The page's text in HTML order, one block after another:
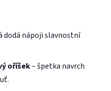
dodá nápoji slavnostní
oříšek– špetka navrch